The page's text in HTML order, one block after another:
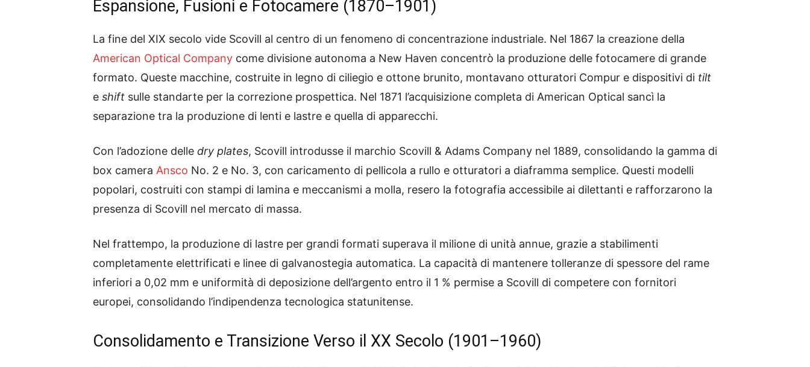
Espansione, Fusioni e Fotocamere (1870–1901)
La fine del XIX secolo vide Scovill al centro di un fenomeno di concentrazione industriale. Nel 1867 la creazione della
American Optical Company come divisione autonoma a New Haven concentrò la produzione delle fotocamere di grande
formato. Queste macchine, costruite in legno di ciliegio e ottone brunito, montavano otturatori Compur e dispositivi di tilt
e shift sulle standarte per la correzione prospettica. Nel 1871 l’acquisizione completa di American Optical sancì la
separazione tra la produzione di lenti e lastre e quella di apparecchi.
Con l’adozione delle dry plates, Scovill introdusse il marchio Scovill & Adams Company nel 1889, consolidando la gamma di
box camera Ansco No. 2 e No. 3, con caricamento di pellicola a rullo e otturatori a diaframma semplice. Questi modelli
popolari, costruiti con stampi di lamina e meccanismi a molla, resero la fotografia accessibile ai dilettanti e rafforzarono la
presenza di Scovill nel mercato di massa.
Nel frattempo, la produzione di lastre per grandi formati superava il milione di unità annue, grazie a stabilimenti
completamente elettrificati e linee di galvanostegia automatica. La capacità di mantenere tolleranze di spessore del rame
inferiori a 0,02 mm e uniformità di deposizione dell’argento entro il 1 % permise a Scovill di competere con fornitori
europei, consolidando l’indipendenza tecnologica statunitense.
Consolidamento e Transizione Verso il XX Secolo (1901–1960)